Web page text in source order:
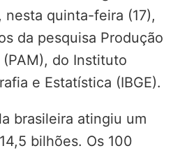
nesta quinta-feira (17),
da pesquisa Produção
do Instituto
e Estatística (IBGE).
brasileira atingiu um
bilhões. Os 100